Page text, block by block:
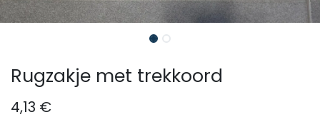
Rugzakje met trekkoord
4,13 €